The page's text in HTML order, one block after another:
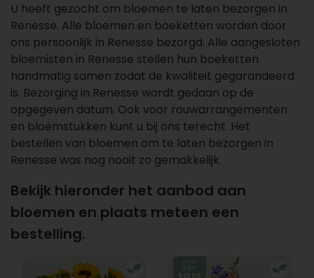
U heeft gezocht om bloemen te laten bezorgen in
Renesse. Alle bloemen en boeketten worden door
ons persoonlijk in Renesse bezorgd. Alle aangesloten
bloemisten in Renesse stellen hun boeketten
handmatig samen zodat de kwaliteit gegarandeerd
is. Bezorging in Renesse wordt gedaan op de
opgegeven datum. Ook voor rouwarrangementen
en bloemstukken kunt u bij ons terecht. Het
bestellen van bloemen om te laten bezorgen in
Renesse was nog nooit zo gemakkelijk.
Bekijk hieronder het aanbod aan
bloemen en plaats meteen een
bestelling.